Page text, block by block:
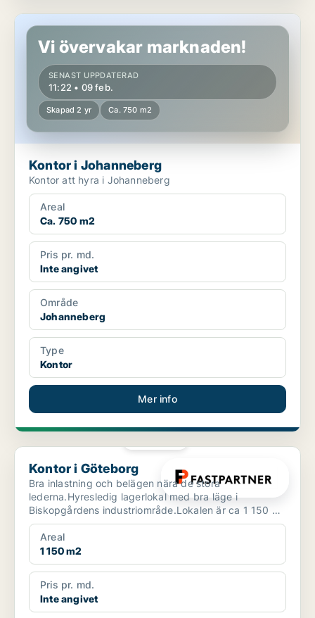
Kontor i Johanneberg
Vi övervakar marknaden!
SENAST UPPDATERAD
11:22 • 09 feb.
Skapad 2 yr Ca. 750 m2
Kontor i Johanneberg
Kontor att hyra i Johanneberg
Areal
Ca. 750 m2
Pris pr. md.
Inte angivet
Område
Johanneberg
Type
Kontor
Mer info
Kontor i Göteborg
Kontor i Göteborg
Bra inlastning och belägen nära de stora
lederna.Hyresledig lagerlokal med bra läge i
Biskopgårdens industriområde.Lokalen är ca 1 150 m i
markplan med markp...
Areal
1 150 m2
Pris pr. md.
Inte angivet